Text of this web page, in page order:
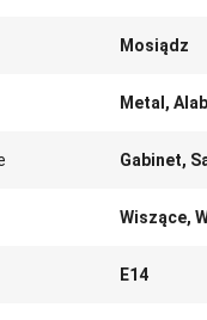
Mosiądz
Metal,
Gabinet,
Wiszące,
E14